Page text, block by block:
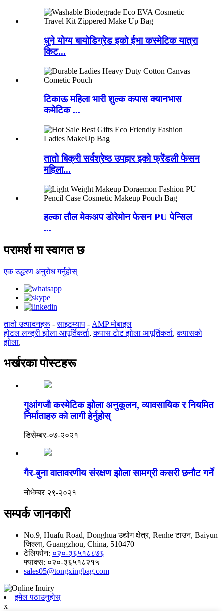
धुने योग्य बायोडिग्रेड इको ईभा कस्मेटिक यात्रा
किट...
टिकाऊ महिला भारी शुल्क कपास क्यानभास
कमेटिक ...
तातो बिक्री सर्वश्रेष्ठ उपहार इको फ्रेंडली फेसन
महिला...
हल्का तौल मेकअप डोरेमोन फेसन PU पेन्सिल
...
परामर्श मा स्वागत छ
एक उद्धरण अनुरोध गर्नुहोस्
तातो उत्पादनहरू -साइटम्याप - AMP मोबाइल
होटल लन्ड्री झोला आपूर्तिकर्ता,कपास टोट झोला आपूर्तिकर्ता,कपासको
झोला,
भर्खरका पोस्टहरू
गुआंगजौ कस्मेटिक झोला अनुकूलन, व्यावसायिक र नियमित
निर्माताहरु को लागी हेर्नुहोस्
डिसेम्बर-०७-२०२१
गैर-बुना वातावरणीय संरक्षण झोला सामग्री कसरी छनौट गर्ने
नोभेम्बर २९-२०२१
सम्पर्क जानकारी
No.9, Huafu Road, Donghua उद्योग क्षेत्र, Renhe टाउन, Baiyun
जिल्ला, Guangzhou, China, 510470
टेलिफोन: ०२०-३६५१८८७६
फ्याक्स: ०२०-३६५१८२१५
sales05@tongxingbag.com
इमेल पठाउनुहोस्
x